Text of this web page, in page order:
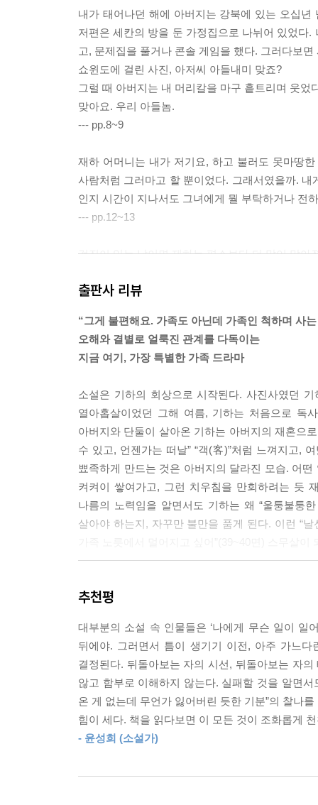
내보이는’ 형 기하를 부러워했다. 형이 좋아하는
살았다. 그 사이 형에게 상처받은 엄마의 등을 받아
시간이 흘러 어른이 된 기하와 재하에겐 과연 서
오후”처럼 다시 돌아가고 싶은 순간 중 하나로 그
아니지만, 이들이 짧다면 짧고, 길다면 긴 시간 동
가장 반짝이는 순간들이 이 『두고 온 여름』에
인릉을 서성이며, 그들이 만든 가느다란 연대의
속에서도 미처 보지 못했던 진심을 찾을 수 있을 것
내가 태어나던 해에 아버지는 강북에 있는 오십
저편은 세칸의 방을 둔 가정집으로 나뉘어 있었다
고, 문제집을 풀거나 콘솔 게임을 했다. 그러다보
쇼윈도에 걸린 사진, 아저씨 아들내미 맞죠?
그럴 때 아버지는 내 머리칼을 마구 흩트리며 웃었
맞아요. 우리 아들놈.
--- pp.8~9
재하 어머니는 내가 저기요, 하고 불러도 못마땅
사람처럼 그러마고 할 뿐이었다. 그래서였을까.
인지 시간이 지나서도 그녀에게 뭘 부탁하거나 전
--- pp.12~13
검진이 있는 날이면 재하는 평소보다 더 말이 많
까, 잠시 가정해보기도 했다. 투박하고 거침없이
--- p.26
오래되어 코팅이 벗겨진 사진들 틈에 낯선 사진
는 재하 어머니의 뒷모습.
그 사진을 오래, 아주 오래 들여다보다 나는 서랍
--- p.42
말보다는 표정이나 분위기, 실루엣이 더 오래 기
어두웠던 형. 나보다 두뼘 정도 더 커서 늘 올려다
굴이 굳어졌던 형.
형은 나를 어떻게 기억하고 있을까요.
멀어져버릴까 언제나 주춤. 가까이 다가설 수 없
는 불가하다는 사실을 저는 알고 태어난 것일까요.
--- p.58
사진 속에서 새아버지는 저와 어머니의 손을 꼭
고 놓아버린 것들, 가중한 책임을 이기지 못해 도
--- p.88
출판사 리뷰
“그게 불편해요. 가족도 아닌데 가족인 척하며 사
오해와 결별로 얼룩진 관계를 다독이는
지금 여기, 가장 특별한 가족 드라마
소설은 기하의 회상으로 시작된다. 사진사였던
열아홉살이었던 그해 여름, 기하는 처음으로 독
아버지와 단둘이 살아온 기하는 아버지의 재혼으
수 있고, 언젠가는 떠날” “객(客)”처럼 느껴지고,
뾰족하게 만드는 것은 아버지의 달라진 모습. 어
켜켜이 쌓여가고, 그런 치우침을 만회하려는 듯
나름의 노력임을 알면서도 기하는 왜 “울퉁불퉁
살아야 하는지, 자꾸만 불만을 품게 된다. 이런 “
짧게나마 모두가 함께였던 그 시절을 가끔씩 돌
미묘한 표정”과 “공회전하는 대화”(71면) 속에서
흘려보내듯 잠잠히”(74면) 과거를 짚어나가는 재
인터뷰에서 성해나가 밝히듯, 재하는 “지나간 시
자신과 병원에 동행해주었던 기하 형, 치료가 끝
지었던 미소 같은 것을.
우리가 친형제였다면 어땠을까, 상상해보았습
추천평
대부분의 소설 속 인물들은 ‘나에게 무슨 일이 일
뒤에야. 그러면서 틈이 생기기 이전, 아주 가느
결정된다. 뒤돌아보는 자의 시선, 뒤돌아보는 자
않고 함부로 이해하지 않는다. 실패할 것을 알면
온 게 없는데 무언가 잃어버린 듯한 기분”의 찰나
힘이 세다. 책을 읽다보면 이 모든 것이 조화롭게
- 윤성희 (소설가)